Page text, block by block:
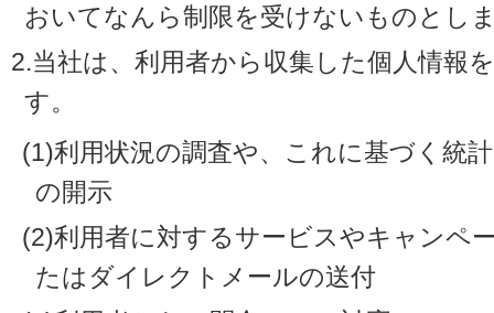
おいてなんら制限を受けないものとし
2.当社は、利用者から収集した個人情報
す。
(1)利用状況の調査や、これに基づく統
の開示
(2)利用者に対するサービスやキャンペ
たはダイレクトメールの送付